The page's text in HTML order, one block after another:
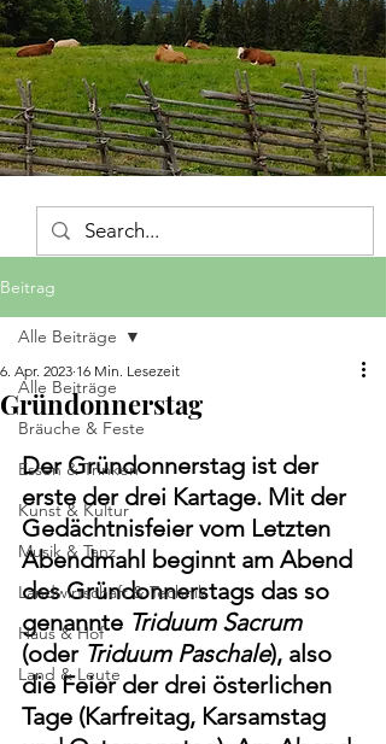
Beitrag
Alle Beiträge
Bräuche & Feste
Essen & Trinken
Kunst & Kultur
Musik & Tanz
Landwirtschaft & Technik
Haus & Hof
Land & Leute
Alle Beiträge
Gründonnerstag
6. Apr. 2023 16 Min. Lesezeit
Der Gründonnerstag ist der
erste der drei Kartage. Mit der
Gedächtnisfeier vom Letzten
Abendmahl beginnt am Abend
des Gründonnerstags das so
genannte Triduum Sacrum
(oder Triduum Paschale), also
die Feier der drei österlichen
Tage (Karfreitag, Karsamstag